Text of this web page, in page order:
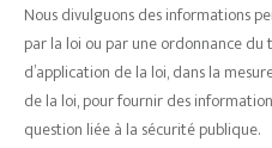
Nous divulguons des informations
par la loi ou par une ordonnance
d’application de la loi, dans la
de la loi, pour fournir des
question liée à la sécurité publique.